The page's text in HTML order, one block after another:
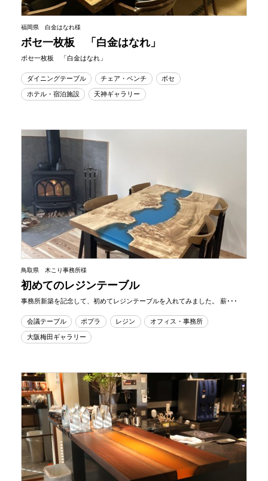
福岡県 白金はなれ様
ボセ一枚板 「白金はなれ」
ボセ一枚板 「白金はなれ」
ダイニングテーブル チェア・ベンチ
ボセ
ホテル・宿泊施設
天神ギャラリー
鳥取県 木こり事務所様
初めてのレジンテーブル
事務所新築を記念して、初めてレジンテーブルを入れてみました。 薪･･･
会議テーブル ポプラ レジン
オフィス・事務所
大阪梅田ギャラリー